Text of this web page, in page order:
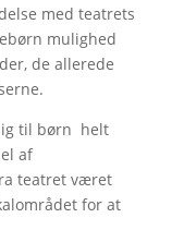
med teatrets
mulighed
de allerede
til børn helt
af
teatret været
for at